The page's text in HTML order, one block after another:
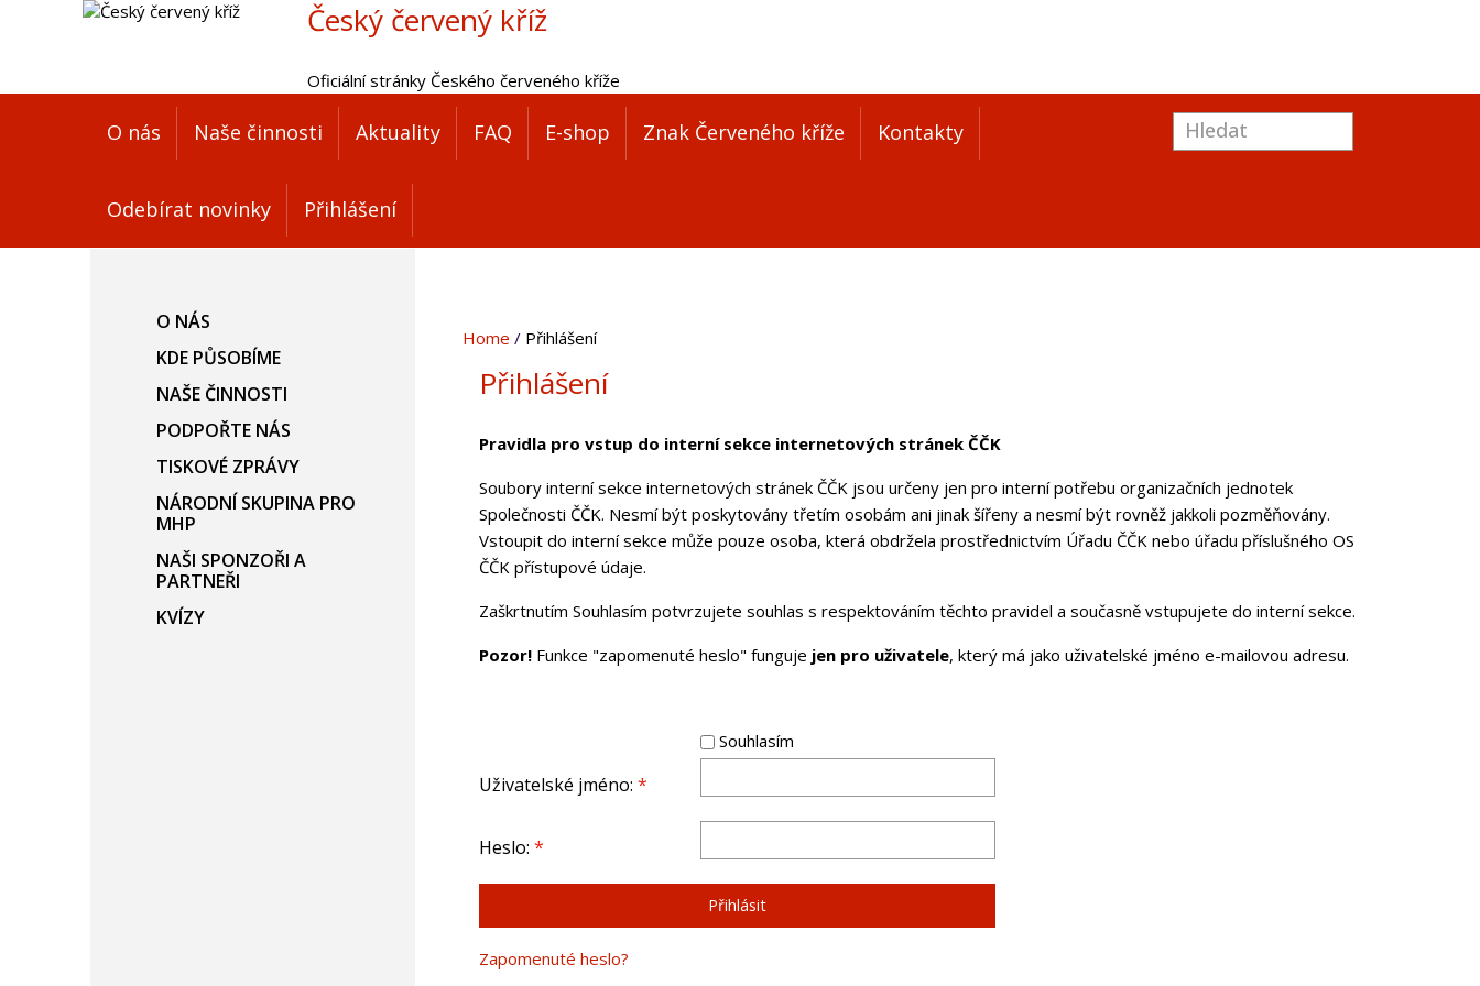
Český červený kříž
Oficiální stránky Českého červeného kříže
O nás Naše činnosti Aktuality FAQ E-shop Znak Červeného kříže Kontakty
Odebírat novinky Přihlášení
Home Přihlášení
Přihlášení
Pravidla pro vstup do interní sekce internetových stránek ČČK
Soubory interní sekce internetových stránek ČČK jsou určeny jen pro interní potřebu organizačních jednotek
Společnosti ČČK. Nesmí být poskytovány třetím osobám ani jinak šířeny a nesmí být rovněž jakkoli pozměňovány.
Vstoupit do interní sekce může pouze osoba, která obdržela prostřednictvím Úřadu ČČK nebo úřadu příslušného OS
ČČK přístupové údaje.
Zaškrtnutím Souhlasím potvrzujete souhlas s respektováním těchto pravidel a současně vstupujete do interní sekce.
Pozor!Funkce "zapomenuté heslo" funguje jen pro uživatele, který má jako uživatelské jméno e-mailovou adresu.
Souhlasím
Uživatelské jméno: *
Heslo: *
Zapomenuté heslo?
O NÁS
KDE PŮSOBÍME
NAŠE ČINNOSTI
PODPOŘTE NÁS
TISKOVÉ ZPRÁVY
NÁRODNÍ SKUPINA PRO
MHP
NAŠI SPONZOŘI A
PARTNEŘI
KVÍZY